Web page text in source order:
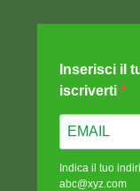
Inserisci il
iscriverti
Indica il tuo
abc@xyz.com